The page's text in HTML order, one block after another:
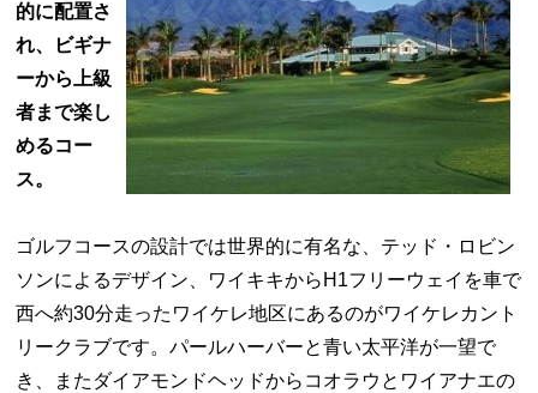
的に配置さ
れ、ビギナ
ーから上級
者まで楽し
めるコー
ス。
ゴルフコースの設計では世界的に有名な、テッド・ロビン
ソンによるデザイン、ワイキキからH1フリーウェイを車で
西へ約30分走ったワイケレ地区にあるのがワイケレカント
リークラブです。パールハーバーと青い太平洋が一望で
き、またダイアモンドヘッドからコオラウとワイアナエの